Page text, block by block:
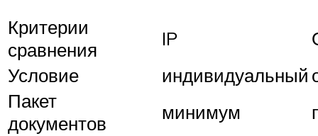
Критерии
сравнения
IP
Условие
индивидуальный
Пакет
документов
минимум